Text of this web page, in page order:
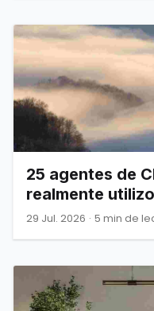
25 agentes de
realmente utilizo
29 Jul. 2026 · 5 min de